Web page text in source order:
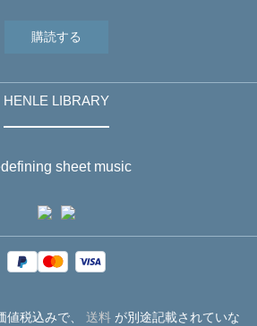
購読する
HENLE LIBRARY
sheet music
値税込みで、 送料が別途記載されていな